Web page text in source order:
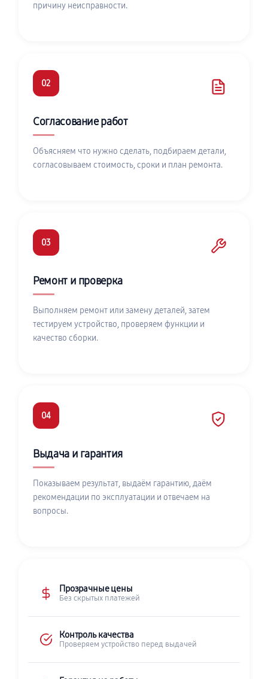
причину неисправности.
02
Согласование работ
Объясняем что нужно сделать, подбираем детали,
согласовываем стоимость, сроки и план ремонта.
03
Ремонт и проверка
Выполняем ремонт или замену деталей, затем
тестируем устройство, проверяем функции и
качество сборки.
04
Выдача и гарантия
Показываем результат, выдаём гарантию, даём
рекомендации по эксплуатации и отвечаем на
вопросы.
Прозрачные цены
Без скрытых платежей
Контроль качества
Проверяем устройство перед выдачей